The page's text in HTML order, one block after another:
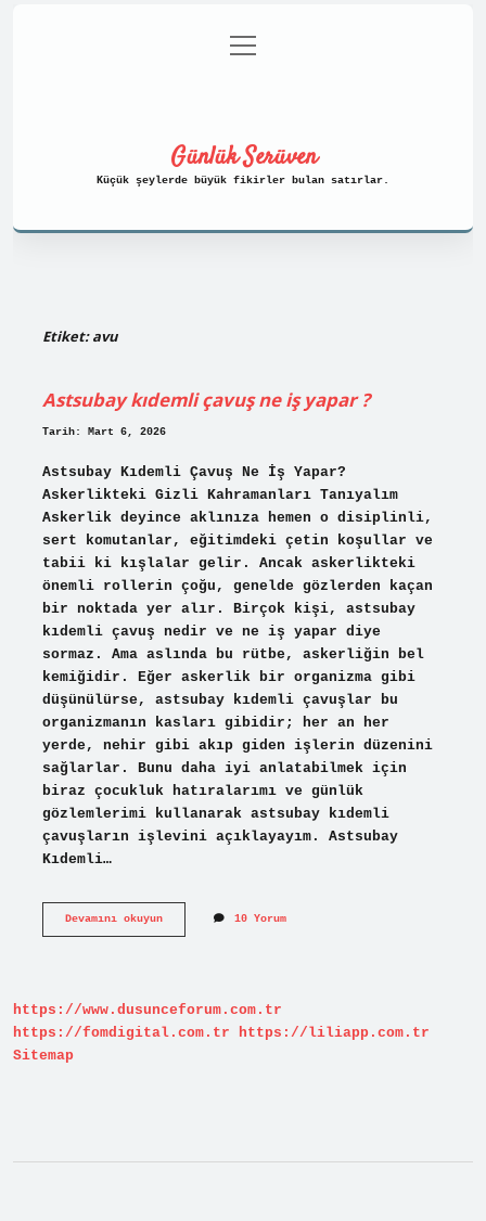
Gizlilik Politikası
menüyü
aç
Günlük Serüven
Küçük şeylerde büyük fikirler bulan satırlar.
Etiket:avu
Astsubay kıdemli çavuş ne iş yapar ?
Tarih: Mart 6, 2026
Astsubay Kıdemli Çavuş Ne İş Yapar?
Askerlikteki Gizli Kahramanları Tanıyalım
Askerlik deyince aklınıza hemen o disiplinli,
sert komutanlar, eğitimdeki çetin koşullar ve
tabii ki kışlalar gelir. Ancak askerlikteki
önemli rollerin çoğu, genelde gözlerden kaçan
bir noktada yer alır. Birçok kişi, astsubay
kıdemli çavuş nedir ve ne iş yapar diye
sormaz. Ama aslında bu rütbe, askerliğin bel
kemiğidir. Eğer askerlik bir organizma gibi
düşünülürse, astsubay kıdemli çavuşlar bu
organizmanın kasları gibidir; her an her
yerde, nehir gibi akıp giden işlerin düzenini
sağlarlar. Bunu daha iyi anlatabilmek için
biraz çocukluk hatıralarımı ve günlük
gözlemlerimi kullanarak astsubay kıdemli
çavuşların işlevini açıklayayım. Astsubay
Kıdemli…
Devamını okuyunAstsubay
?
10 Yorum
https://www.dusunceforum.com.tr
https://fomdigital.com.tr
https://liliapp.com.tr
Sitemap